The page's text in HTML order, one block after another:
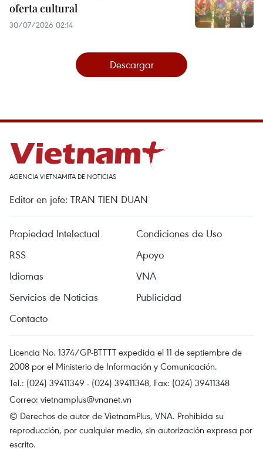
oferta cultural
30/07/2026 02:14
Descargar
AGENCIA VIETNAMITA DE NOTICIAS
Editor en jefe: TRAN TIEN DUAN
Propiedad Intelectual
Condiciones de Uso
RSS
Apoyo
Idiomas
VNA
Servicios de Noticias
Publicidad
Contacto
Licencia No. 1374/GP-BTTTT expedida el 11 de septiembre de
2008 por el Ministerio de Información y Comunicación.
Tel.: (024) 39411349 - (024) 39411348, Fax: (024) 39411348
Correo: vietnamplus@vnanet.vn
© Derechos de autor de VietnamPlus, VNA. Prohibida su
reproducción, por cualquier medio, sin autorización expresa por
escrito.